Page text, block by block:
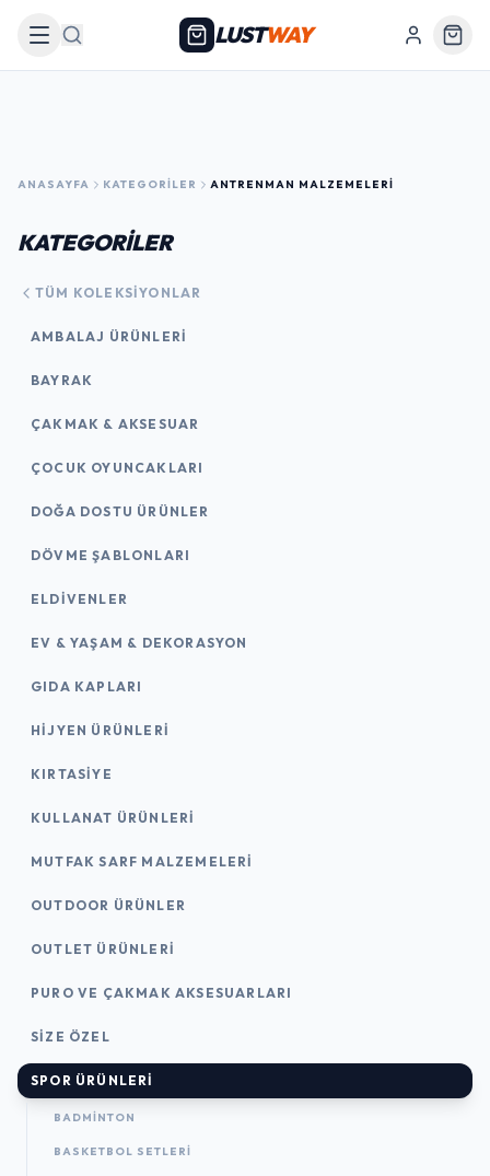
Arama LUSTWAY
ANASAYFA KATEGORILER ANTRENMAN MALZEMELERI
KATEGORİLER
TÜM KOLEKSIYONLAR
AMBALAJ ÜRÜNLERI
BAYRAK
ÇAKMAK & AKSESUAR
ÇOCUK OYUNCAKLARI
DOĞA DOSTU ÜRÜNLER
DÖVME ŞABLONLARI
ELDIVENLER
EV & YAŞAM & DEKORASYON
GIDA KAPLARI
HIJYEN ÜRÜNLERI
KIRTASİYE
KULLANAT ÜRÜNLERI
MUTFAK SARF MALZEMELERI
OUTDOOR ÜRÜNLER
OUTLET ÜRÜNLERI
PURO VE ÇAKMAK AKSESUARLARI
SIZE ÖZEL
SPOR ÜRÜNLERI
BADMINTON
BASKETBOL SETLERI